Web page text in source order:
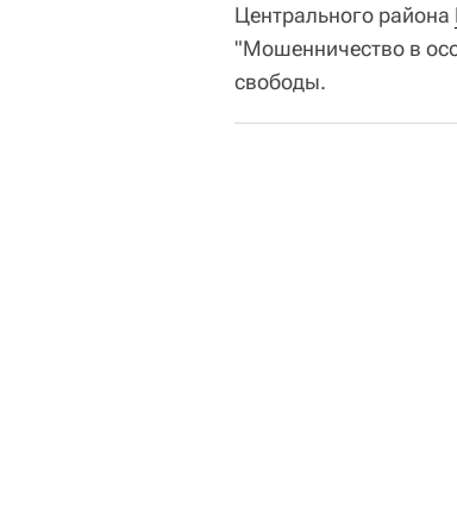
Центрального района
"Мошенничество в
свободы.